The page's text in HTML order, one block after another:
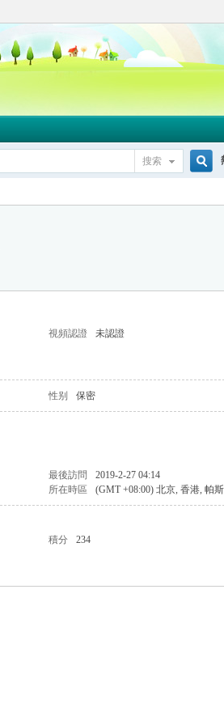
搜索
視頻認證 未認證
性别 保密
最後訪問 2019-2-27 04:14
所在時區 (GMT +08:00) 北京, 香港, 帕
積分 234